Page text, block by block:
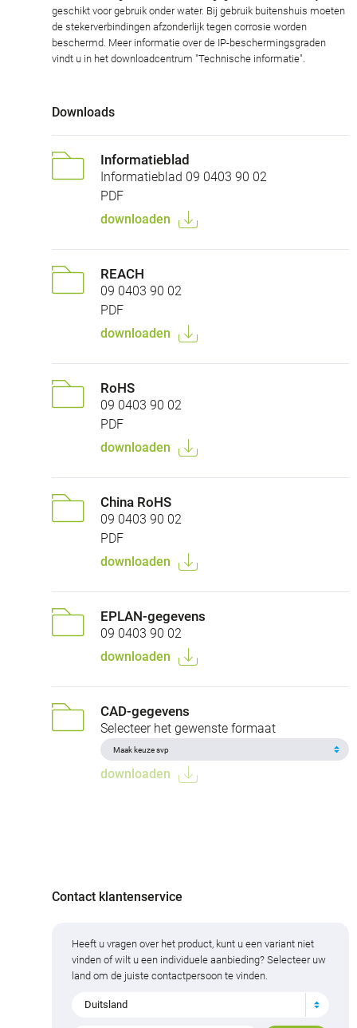
geschikt voor gebruik onder water. Bij gebruik buitenshuis moeten
de stekerverbindingen afzonderlijk tegen corrosie worden
beschermd. Meer informatie over de IP-beschermingsgraden
vindt u in het downloadcentrum "Technische informatie".
Downloads
Informatieblad
Informatieblad 09 0403 90 02
PDF
downloaden
REACH
09 0403 90 02
PDF
downloaden
RoHS
09 0403 90 02
PDF
downloaden
China RoHS
09 0403 90 02
PDF
downloaden
EPLAN-gegevens
09 0403 90 02
downloaden
CAD-gegevens
Selecteer het gewenste formaat
downloaden
Contact klantenservice
Heeft u vragen over het product, kunt u een variant niet
vinden of wilt u een individuele aanbieding? Selecteer uw
land om de juiste contactpersoon te vinden.
Duitsland